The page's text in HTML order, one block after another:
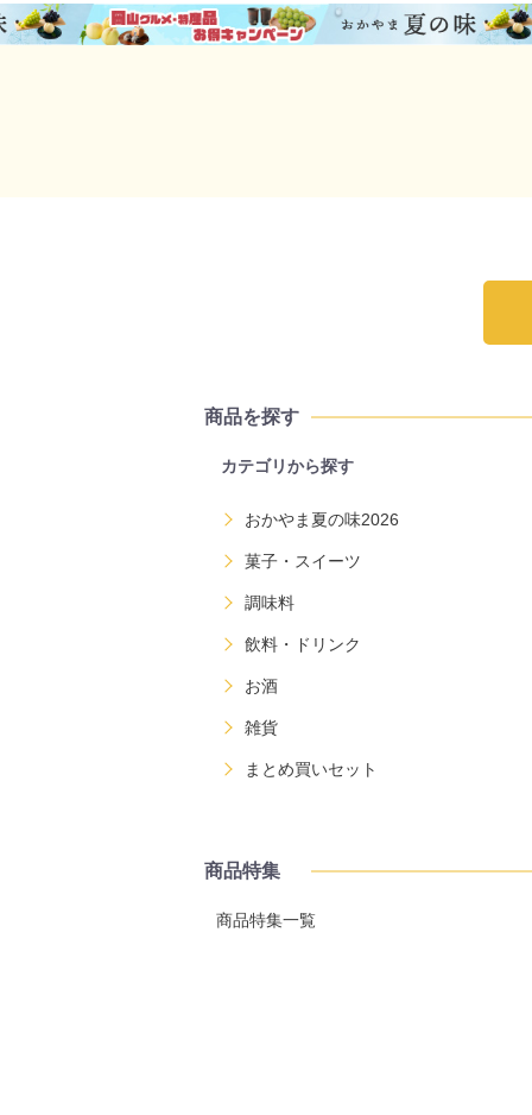
商品を探す
カテゴリから探す
おかやま夏の味2026
菓子・スイーツ
調味料
飲料・ドリンク
お酒
雑貨
まとめ買いセット
商品特集
商品特集一覧